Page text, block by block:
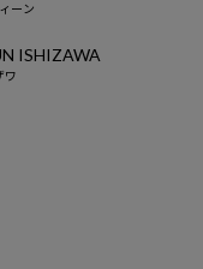
ーン
ISHIZAWA
ワ